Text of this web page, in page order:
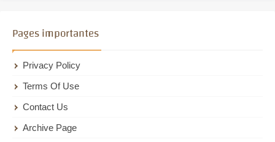
Pages importantes
Privacy Policy
Terms Of Use
Contact Us
Archive Page